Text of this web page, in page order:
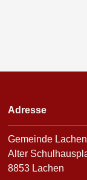
Adresse
Gemeinde Lachen
Alter
8853 Lachen